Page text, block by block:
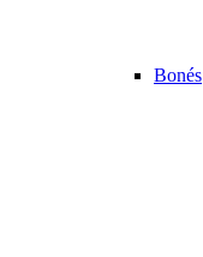
Bonés